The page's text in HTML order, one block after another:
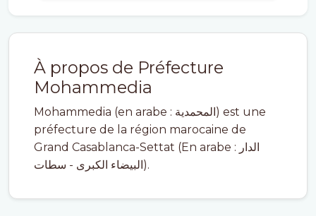
À propos de Préfecture
Mohammedia
Mohammedia (en arabe : المحمدية) est une
préfecture de la région marocaine de
Grand Casablanca-Settat (En arabe : الدار
البيضاء الكبرى - سطات).